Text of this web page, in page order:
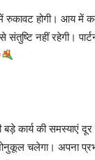
रुकावट होगी। आय में
संतुष्टि नहीं रहेगी।
कार्य की समस्याएं दूर
चलेगा। अपना